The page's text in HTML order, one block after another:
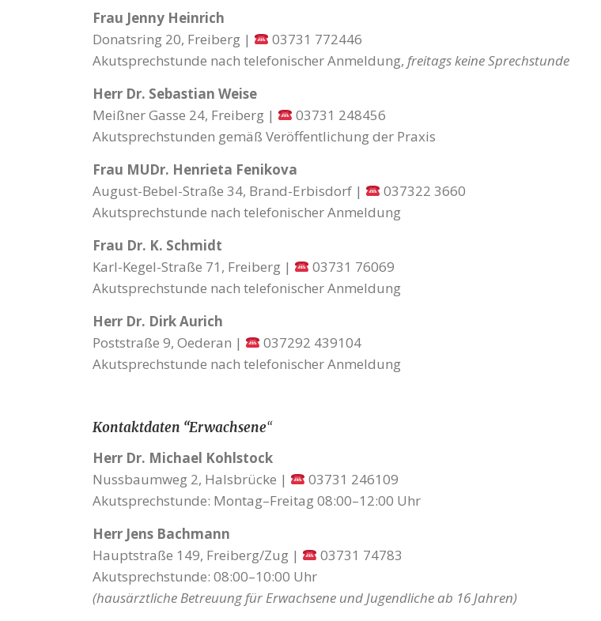
Frau Jenny Heinrich
Donatsring 20, Freiberg |
03731 772446
Akutsprechstunde nach telefonischer Anmeldung, freitags keine Sprechstunde
Herr Dr. Sebastian Weise
Meißner Gasse 24, Freiberg |
03731 248456
Akutsprechstunden gemäß Veröffentlichung der Praxis
Frau MUDr. Henrieta Fenikova
August-Bebel-Straße 34, Brand-Erbisdorf |
037322 3660
Akutsprechstunde nach telefonischer Anmeldung
Frau Dr. K. Schmidt
Karl-Kegel-Straße 71, Freiberg |
03731 76069
Akutsprechstunde nach telefonischer Anmeldung
Herr Dr. Dirk Aurich
Poststraße 9, Oederan |
037292 439104
Akutsprechstunde nach telefonischer Anmeldung
Kontaktdaten “Erwachsene“
Herr Dr. Michael Kohlstock
Nussbaumweg 2, Halsbrücke |
03731 246109
Akutsprechstunde: Montag–Freitag 08:00–12:00 Uhr
Herr Jens Bachmann
Hauptstraße 149, Freiberg/Zug |
03731 74783
Akutsprechstunde: 08:00–10:00 Uhr
(hausärztliche Betreuung für Erwachsene und Jugendliche ab 16 Jahren)